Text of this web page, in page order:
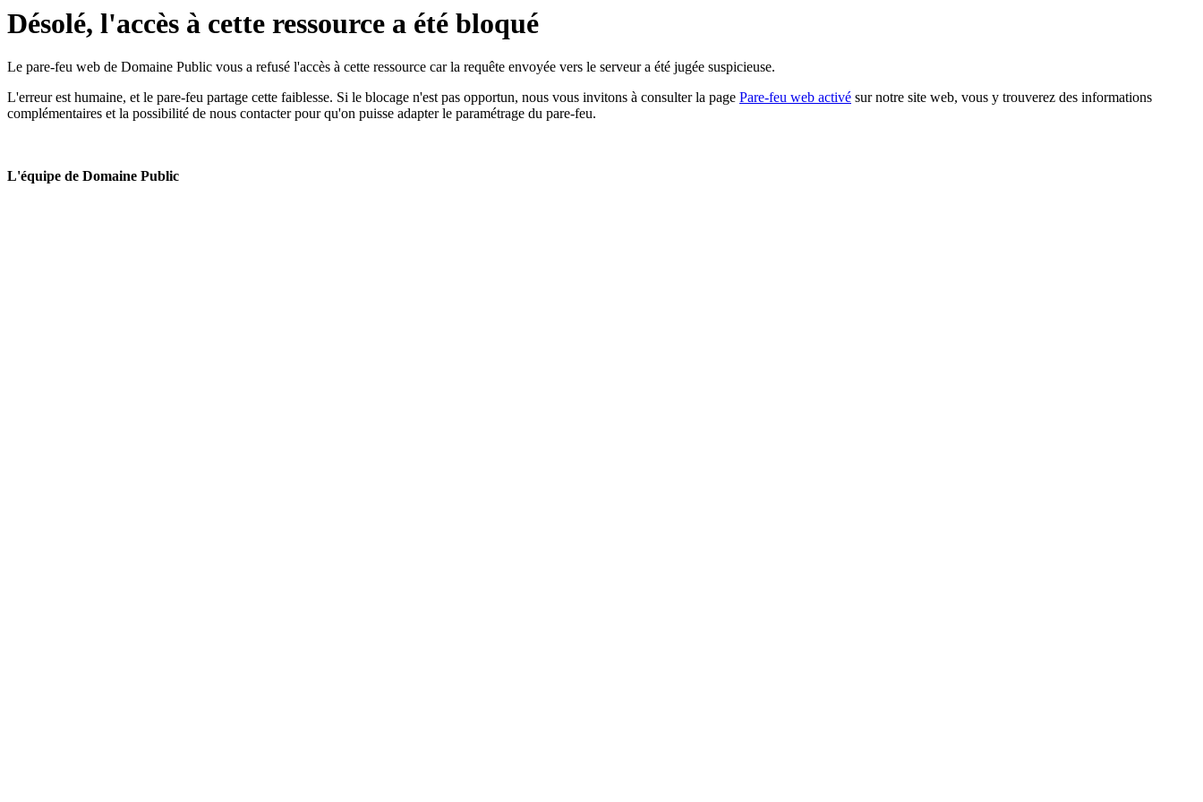
Désolé, l'accès à cette ressource a été bloqué
Le pare-feu web de Domaine Public vous a refusé l'accès à cette ressource car la requête envoyée vers le serveur a été jugée suspicieuse.
L'erreur est humaine, et le pare-feu partage cette faiblesse. Si le blocage n'est pas opportun, nous vous invitons à consulter la page Pare-feu web activé sur notre site web, vous y trouverez des informations
complémentaires et la possibilité de nous contacter pour qu'on puisse adapter le paramétrage du pare-feu.
L'équipe de Domaine Public